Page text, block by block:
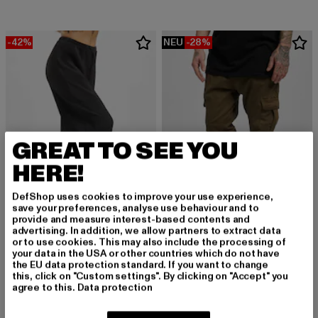
-42%
URBAN CLASSICS
Ladies Modal Wide Leg
26,09 EUR
Derzeitiger Preis: 26,09 EUR
44,99 EURAktionspreis: 44,99 EUR
NEU -28%
URBAN CLASSICS
Cargo
43,19 EUR
Derzeitiger Preis: 43,19 EUR
59,99 EURAktionspreis:
GREAT TO SEE YOU
HERE!
DefShop uses cookies to improve your use experience,
save your preferences, analyse use behaviour and to
provide and measure interest-based contents and
advertising. In addition, we allow partners to extract data
or to use cookies. This may also include the processing of
your data in the USA or other countries which do not have
the EU data protection standard. If you want to change
this, click on "Custom settings". By clicking on "Accept" you
agree to this. Data protection